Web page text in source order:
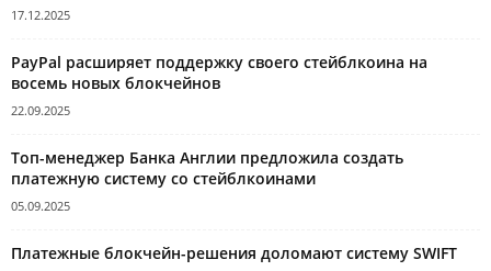
17.12.2025
PayPal расширяет поддержку своего стейблкоина на
восемь новых блокчейнов
22.09.2025
Топ-менеджер Банка Англии предложила создать
платежную систему со стейблкоинами
05.09.2025
Платежные блокчейн-решения доломают систему SWIFT